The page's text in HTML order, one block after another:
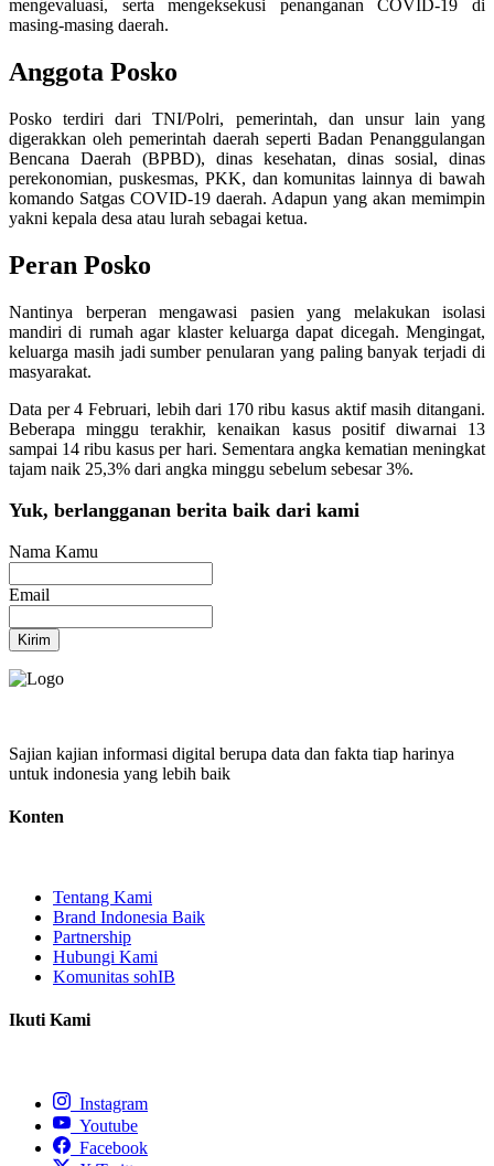
mengevaluasi, serta mengeksekusi penanganan COVID-19 di
masing-masing daerah.
Anggota Posko
Posko terdiri dari TNI/Polri, pemerintah, dan unsur lain yang
digerakkan oleh pemerintah daerah seperti Badan Penanggulangan
Bencana Daerah (BPBD), dinas kesehatan, dinas sosial, dinas
perekonomian, puskesmas, PKK, dan komunitas lainnya di bawah
komando Satgas COVID-19 daerah. Adapun yang akan memimpin
yakni kepala desa atau lurah sebagai ketua.
Peran Posko
Nantinya berperan mengawasi pasien yang melakukan isolasi
mandiri di rumah agar klaster keluarga dapat dicegah. Mengingat,
keluarga masih jadi sumber penularan yang paling banyak terjadi di
masyarakat.
Data per 4 Februari, lebih dari 170 ribu kasus aktif masih ditangani.
Beberapa minggu terakhir, kenaikan kasus positif diwarnai 13
sampai 14 ribu kasus per hari. Sementara angka kematian meningkat
tajam naik 25,3% dari angka minggu sebelum sebesar 3%.
Yuk, berlangganan berita baik dari kami
Nama Kamu
Email
Kirim
Sajian kajian informasi digital berupa data dan fakta tiap harinya
untuk indonesia yang lebih baik
Konten
Tentang Kami
Brand Indonesia Baik
Partnership
Hubungi Kami
Komunitas sohIB
Ikuti Kami
Instagram
Youtube
Facebook